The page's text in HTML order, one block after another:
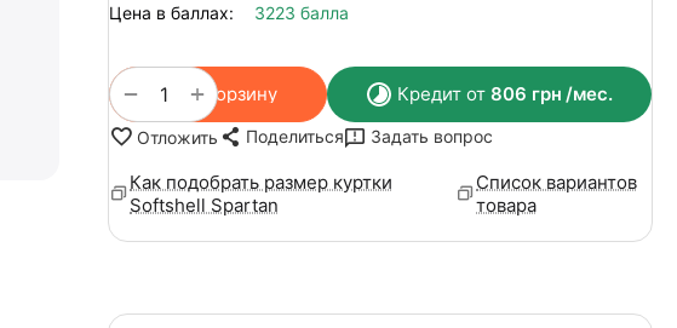
Цена в баллах: 3223 балла
+
− В корзину Кредит от 806 грн /мес.
Отложить Поделиться Задать вопрос
Как подобрать размер куртки
Softshell Spartan
Список вариантов
товара